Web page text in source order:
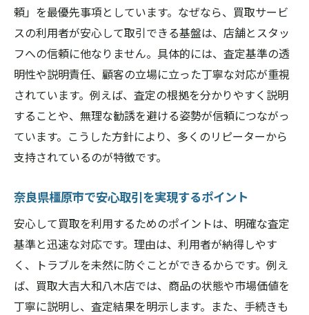
頼」を最優先事項としています。なぜなら、買取サービ
スの利用者が安心して取引できる基盤は、店舗とスタッ
フへの信頼に他なりません。具体的には、査定基準の透
明性や説明責任、顧客の立場に立った丁寧な対応が重視
されています。例えば、査定の根拠を分かりやすく説明
することや、無理な勧誘を避ける姿勢が信頼につながっ
ています。こうした方針により、多くのリピーターから
支持されているのが特徴です。
奈良県橿原市で安心取引を実現するポイント
安心して買取を利用するためのポイントは、明確な査定
基準と迅速な対応です。理由は、利用者が納得しやす
く、トラブルを未然に防ぐことができるからです。例え
ば、買取大吉大和八木店では、商品の状態や市場価値を
丁寧に説明し、査定結果を明示します。また、手続きも